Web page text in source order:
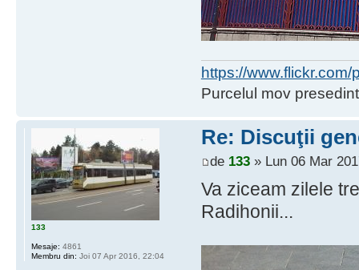
https://
Purcelul mov
Re: Discuţii
de 133» Lun 06 Mar
Va ziceam zilele
Radihonii...
133
Mesaje: 4861
Membru din: Joi 07 Apr 2016, 22:04